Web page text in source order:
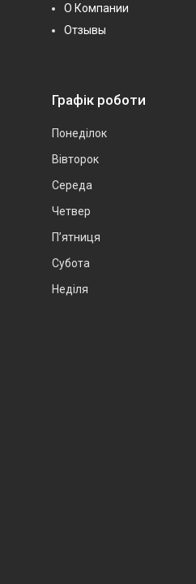
О Компании
Отзывы
Графік роботи
Понеділок
Вівторок
Середа
Четвер
Пʼятниця
Субота
Неділя